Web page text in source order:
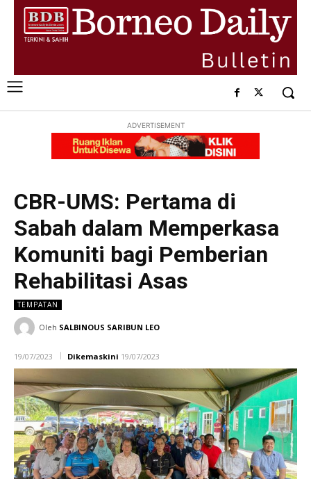
ADVERTISEMENT
CBR-UMS: Pertama di
Sabah dalam Memperkasa
Komuniti bagi Pemberian
Rehabilitasi Asas
TEMPATAN
Oleh SALBINOUS SARIBUN LEO
19/07/2023 Dikemaskini 19/07/2023